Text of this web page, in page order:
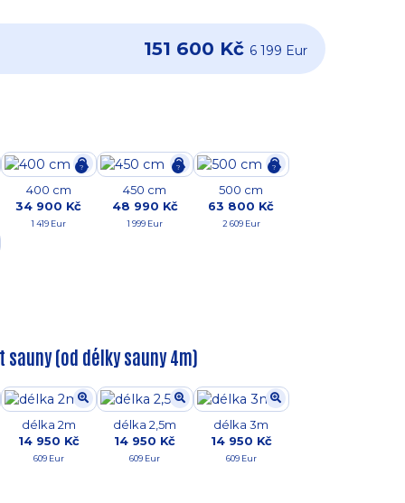
151 600 Kč 6 199 Eur
400 cm
?
34 900 Kč
1 419 Eur
450 cm
?
48 990 Kč
1 999 Eur
500 cm
?
63 800 Kč
2 609 Eur
(od délky sauny 4m)
délka 2m
14 950 Kč
609 Eur
délka 2,5m
14 950 Kč
609 Eur
délka 3m
14 950 Kč
609 Eur